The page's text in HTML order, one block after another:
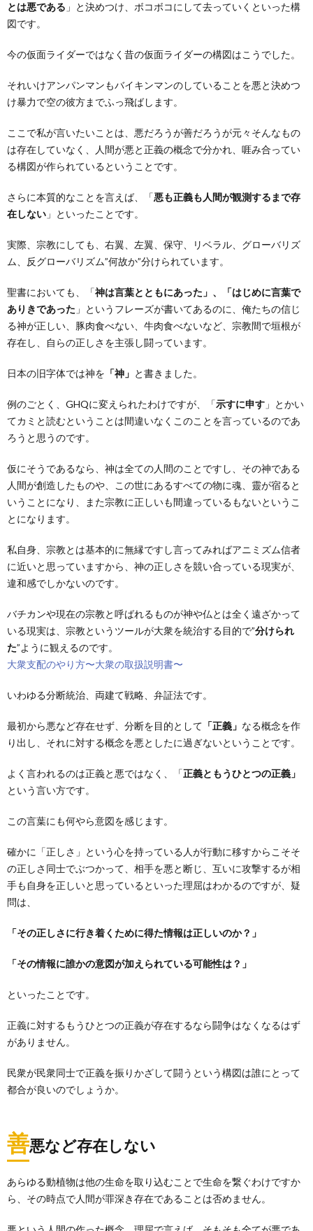
とは悪である 」と決めつけ、ボコボコにして去っていくといった構
図です。
今の仮面ライダーではなく昔の仮面ライダーの構図はこうでした。
それいけアンパンマンもバイキンマンのしていることを悪と決めつ
け暴力で空の彼方までふっ飛ばします。
ここで私が言いたいことは、悪だろうが善だろうが元々そんなもの
は存在していなく、人間が悪と正義の概念で分かれ、啀み合ってい
る構図が作られているということです。
さらに本質的なことを言えば、「悪も正義も人間が観測するまで存
在しない 」といったことです。
実際、宗教にしても、右翼、左翼、保守、リベラル、グローバリズ
ム、反グローバリズム”何故か”分けられています。
聖書においても、「神は言葉とともにあった」、「はじめに言葉で
ありきであった 」というフレーズが書いてあるのに、俺たちの信じ
る神が正しい、豚肉食べない、牛肉食べないなど、宗教間で垣根が
存在し、自らの正しさを主張し闘っています。
日本の旧字体では神を 「神」 と書きました。
例のごとく、GHQに変えられたわけですが、「示すに申す 」とかい
てカミと読むということは間違いなくこのことを言っているのであ
ろうと思うのです。
仮にそうであるなら、神は全ての人間のことですし、その神である
人間が創造したものや、この世にあるすべての物に魂、靈が宿ると
いうことになり、また宗教に正しいも間違っているもないというこ
とになります。
私自身、宗教とは基本的に無縁ですし言ってみればアニミズム信者
に近いと思っていますから、神の正しさを競い合っている現実が、
違和感でしかないのです。
バチカンや現在の宗教と呼ばれるものが神や仏とは全く遠ざかって
いる現実は、宗教というツールが大衆を統治する目的で”分けられ
た”ように観えるのです。
大衆支配のやり方〜大衆の取扱説明書〜
いわゆる分断統治、両建て戦略、弁証法です。
最初から悪など存在せず、分断を目的として 「正義」 なる概念を作
り出し、それに対する概念を悪としたに過ぎないということです。
よく言われるのは正義と悪ではなく、「正義ともうひとつの正義」
という言い方です。
この言葉にも何やら意図を感じます。
確かに「正しさ」という心を持っている人が行動に移すからこそそ
の正しさ同士でぶつかって、相手を悪と断じ、互いに攻撃するが相
手も自身を正しいと思っているといった理屈はわかるのですが、疑
問は、
「その正しさに行き着くために得た情報は正しいのか？」
「その情報に誰かの意図が加えられている可能性は？」
といったことです。
正義に対するもうひとつの正義が存在するなら闘争はなくなるはず
がありません。
民衆が民衆同士で正義を振りかざして闘うという構図は誰にとって
都合が良いのでしょうか。
善悪など存在しない
あらゆる動植物は他の生命を取り込むことで生命を繋ぐわけですか
ら、その時点で人間が罪深き存在であることは否めません。